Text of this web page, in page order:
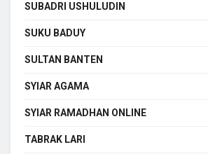
SUBADRI USHULUDIN
SUKU BADUY
SULTAN BANTEN
SYIAR AGAMA
SYIAR RAMADHAN ONLINE
TABRAK LARI